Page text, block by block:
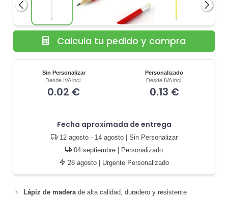
Anterior
Sin Personalizar
Desde IVA incl.
0.02 €
Personalizado
Desde IVA incl.
0.13 €
Fecha aproximada de entrega
12 agosto - 14 agosto| Sin Personalizar
04 septiembre | Personalizado
28 agosto | Urgente Personalizado
Calcula tu pedido y compra
Lápiz de maderade alta calidad, duradero y resistente